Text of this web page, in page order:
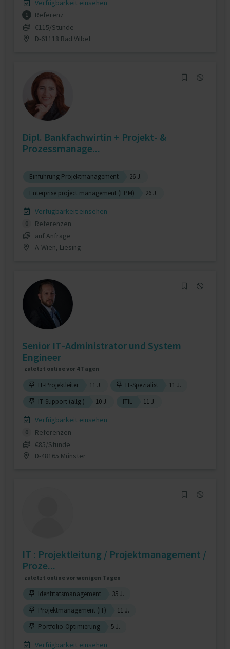
Verfügbarkeit einsehen
1
Referenz
€115/Stunde
D-61118 Bad Vilbel
Dipl. Bankfachwirtin + Projekt- &
Prozessmanage...
Einführung Projektmanagement
26 J.
Enterprise project management (EPM)
26 J.
Verfügbarkeit einsehen
0
Referenzen
auf Anfrage
A-Wien, Liesing
Senior IT-Administrator und System
Engineer
zuletzt online vor 4 Tagen
IT-Projektleiter 11 J. IT-Spezialist
11 J.
IT-Support (allg.)
10 J. ITIL 11 J.
Verfügbarkeit einsehen
0
Referenzen
€85/Stunde
D-48165 Münster
IT : Projektleitung / Projektmanagement /
Proze...
zuletzt online vor wenigen Tagen
Identitätsmanagement
35 J.
Projektmanagement (IT)
11 J.
Portfolio-Optimierung
5 J.
Verfügbarkeit einsehen